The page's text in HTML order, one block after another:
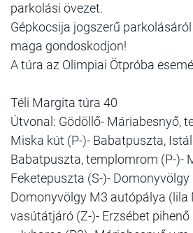
parkolási övezet.
Gépkocsija jogszerű
maga gondoskodjon!
A túra az Olimpiai Ötpróba
Téli Margita túra 40
Útvonal: Gödöllő- Máriabesnyő,
Miska kút (P-)- Babatpuszta,
Babatpuszta, templomrom (P-)-
Feketepuszta (S-)-
Domonyvölgy M3 autópálya (lila
vasútátjáró (Z-)- Erzsébet pihenő